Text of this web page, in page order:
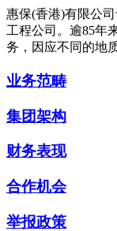
惠保(香港)有限公
工程公司。逾85年
务，因应不同的地
业务范畴
集团架构
财务表现
合作机会
举报政策